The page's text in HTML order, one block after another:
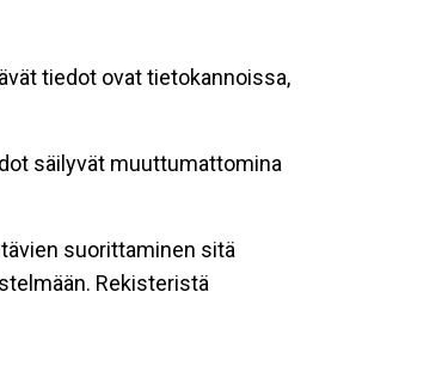
tiedot ovat tietokannoissa,
säilyvät muuttumattomina
suorittaminen sitä
Rekisteristä